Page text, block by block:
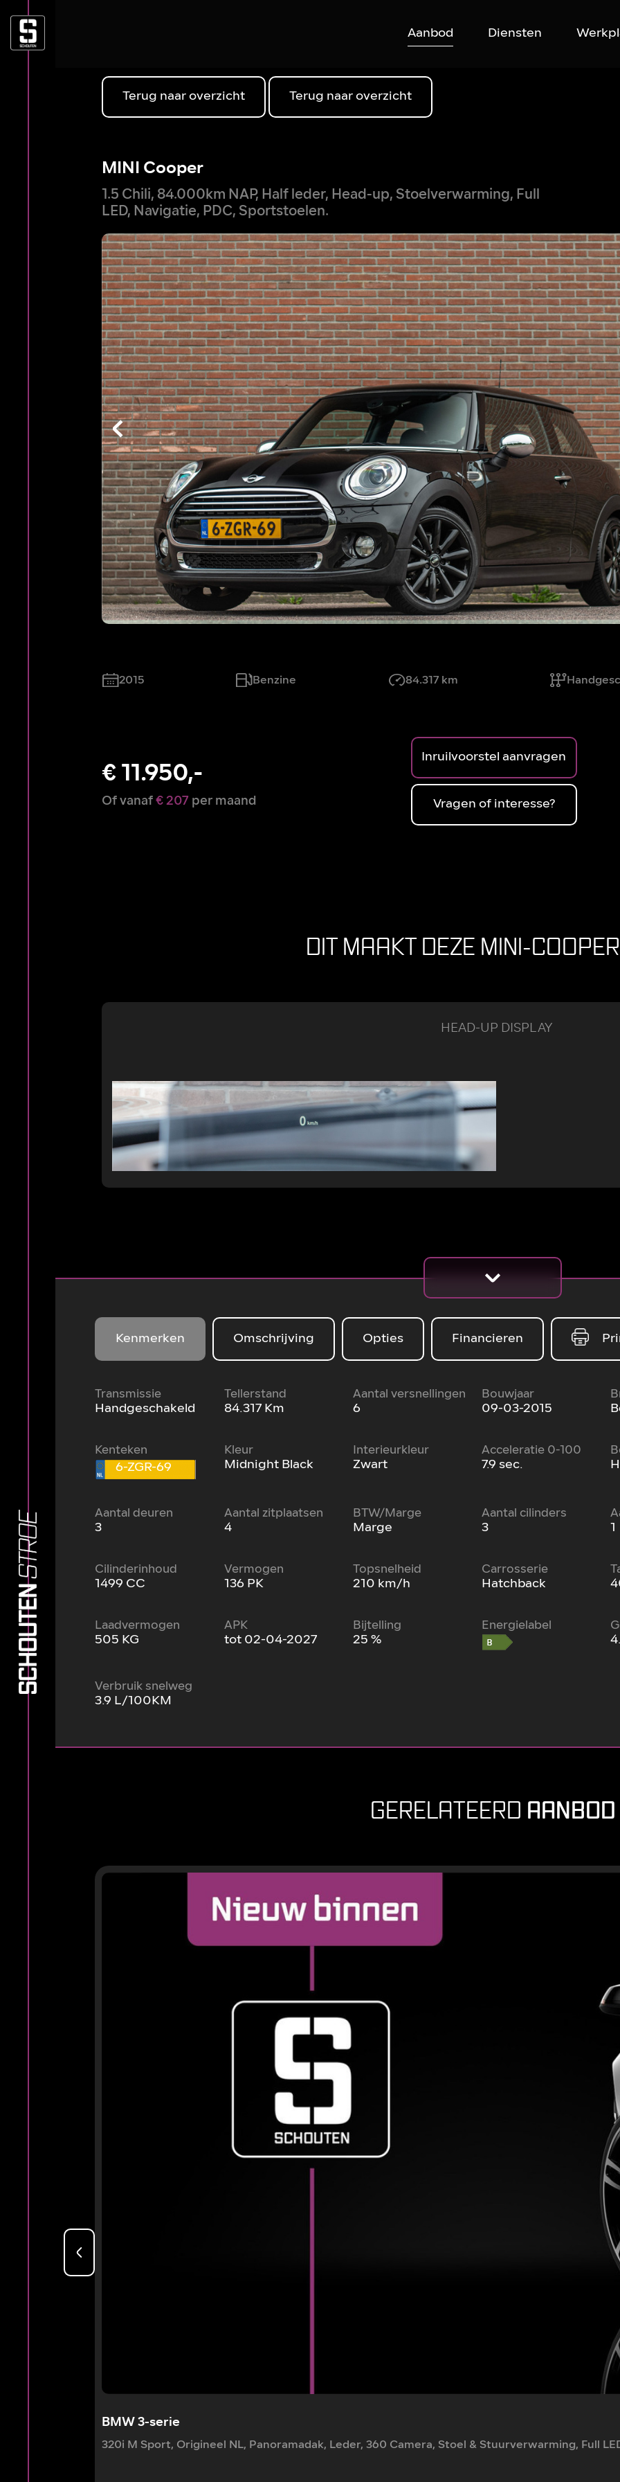
Aanbod Diensten
Terug naar overzicht Terug naar overzicht
MINI Cooper
1.5 Chili, 84.000km NAP, Half leder, Head-up, Stoelverwarming, Full
LED, Navigatie, PDC, Sportstoelen.
2015 Benzine 84.317 km
€ 11.950,-
Of vanaf€ 207 per maand
Inruilvoorstel aanvragen
Vragen of interesse?
DIT MAAKT DEZE MINI-
HEAD-UP DISPLAY
Kenmerken Omschrijving Opties Financieren
Transmissie
Handgeschakeld
Tellerstand
84.317 Km
Aantal versnellingen
6
Bouwjaar
09-03-2015
Kenteken
6-ZGR-69
Kleur
Midnight Black
Interieurkleur
Zwart
Acceleratie 0-100
7.9 sec.
Aantal deuren
3
Aantal zitplaatsen
4
BTW/Marge
Marge
Aantal cilinders
3 1
Cilinderinhoud
1499 CC
Vermogen
136 PK
Topsnelheid
210 km/h
Carrosserie
Hatchback
Laadvermogen
505 KG
APK
tot 02-04-2027
Bijtelling
25 %
Energielabel
Verbruik snelweg
3.9 L/100KM
GERELATEERD AANBOD
BMW 3-serie
320i M Sport, Origineel NL, Panoramadak, Leder, 360 Camera, Stoel & Stuurverwarming, Full